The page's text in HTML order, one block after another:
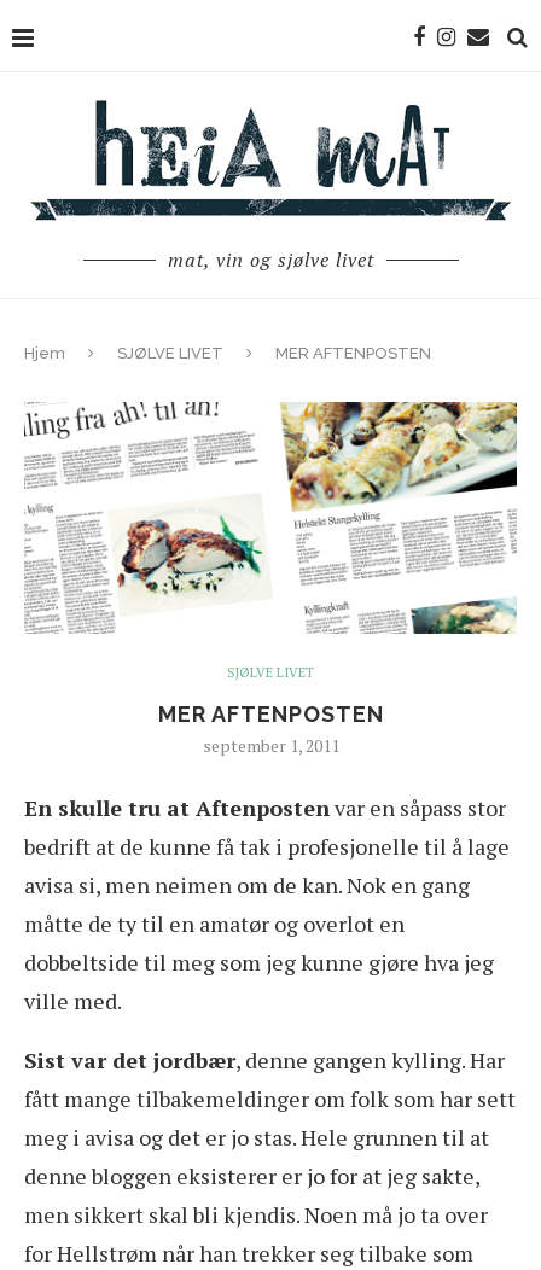
mat, vin og sjølve livet
Hjem SJØLVE LIVET MER AFTENPOSTEN
SJØLVE LIVET
MER AFTENPOSTEN
september 1, 2011
En skulle tru at Aftenpostenvar en såpass stor
bedrift at de kunne få tak i profesjonelle til å lage
avisa si, men neimen om de kan. Nok en gang
måtte de ty til en amatør og overlot en
dobbeltside til meg som jeg kunne gjøre hva jeg
ville med.
Sist var det jordbær, denne gangen kylling. Har
fått mange tilbakemeldinger om folk som har sett
meg i avisa og det er jo stas. Hele grunnen til at
denne bloggen eksisterer er jo for at jeg sakte,
men sikkert skal bli kjendis. Noen må jo ta over
for Hellstrøm når han trekker seg tilbake som